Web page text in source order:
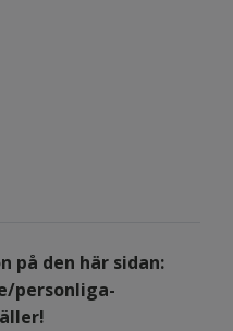
på den här sidan:
personliga-